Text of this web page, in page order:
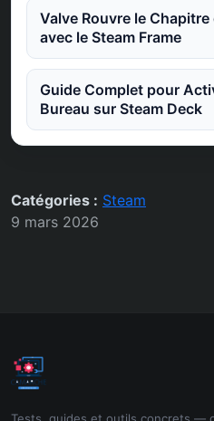
Valve Rouvre le
avec le Steam Frame
Guide Complet pour
Bureau sur Steam Deck
Catégories : Steam
9 mars 2026
Tests, guides et outils concrets —